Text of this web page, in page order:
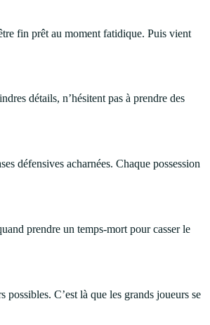
fin prêt au moment fatidique. Puis vient
détails, n’hésitent pas à prendre des
défensives acharnées. Chaque possession
prendre un temps-mort pour casser le
C’est là que les grands joueurs se